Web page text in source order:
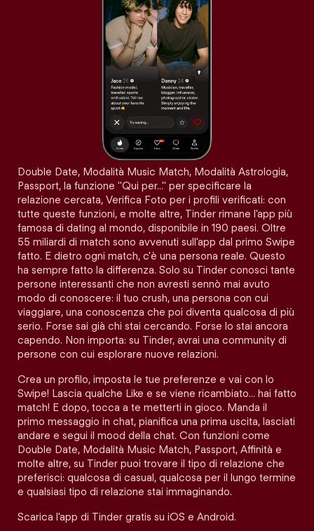
Double Date, Modalità Music Match, Modalità Astrologia,
Passport, la funzione "Qui per…" per specificare la
relazione cercata, Verifica Foto per i profili verificati: con
tutte queste funzioni, e molte altre, Tinder rimane l'app più
famosa di dating al mondo, disponibile in 190 paesi. Oltre
55 miliardi di match sono avvenuti sull'app dal primo Swipe
fatto. E dietro ogni match, c'è una persona reale. Questo
ha sempre fatto la differenza. Solo su Tinder conosci tante
persone interessanti che non avresti sennò mai avuto
modo di conoscere: il tuo crush, una persona con cui
viaggiare, una conoscenza che poi diventa qualcosa di più
serio. Forse sai già chi stai cercando. Forse lo stai ancora
capendo. Non importa: su Tinder, avrai una community di
persone con cui esplorare nuove relazioni.
Crea un profilo, imposta le tue preferenze e vai con lo
Swipe! Lascia qualche Like e se viene ricambiato… hai fatto
match! E dopo, tocca a te metterti in gioco. Manda il
primo messaggio in chat, pianifica una prima uscita, lasciati
andare e segui il mood della chat. Con funzioni come
Double Date, Modalità Music Match, Passport, Affinità e
molte altre, su Tinder puoi trovare il tipo di relazione che
preferisci: qualcosa di casual, qualcosa per il lungo termine
e qualsiasi tipo di relazione stai immaginando.
Scarica l'app di Tinder gratis su iOS e Android.